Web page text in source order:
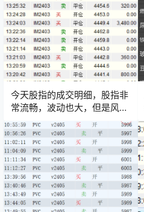
今天股指的成交明细，股指非
常流畅，波动也大，但是风险
也很大